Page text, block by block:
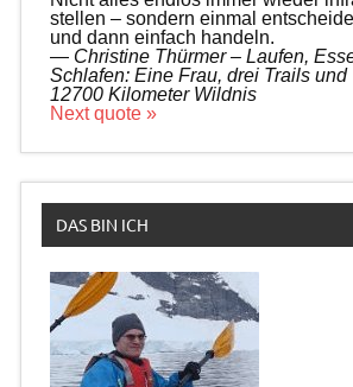
stellen – sondern einmal
und dann einfach handeln.
— Christine Thürmer – Laufen,
Schlafen: Eine Frau, drei Trails und
12700 Kilometer Wildnis
Next quote »
DAS BIN ICH